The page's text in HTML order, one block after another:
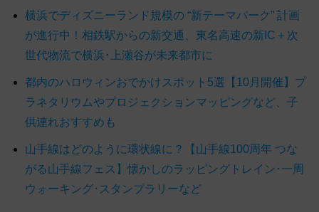
横浜でディズニーランド規模の “新テーマパーク” 計画
が進行中！相鉄駅からの新交通、東名高速の新IC＋次
世代物流で横浜･上瀬谷が未来都市に
都内のハロウィンおでかけスポット5選【10月開催】プ
ラネタリウムやプロジェクションマッピングなど、子
供連れおすすめも
山手線はどのように環状線に？【山手線100周年 つな
がる山手線フェス】懐かしのラッピングトレイン･一周
ウォーキング･スタンプラリーなど